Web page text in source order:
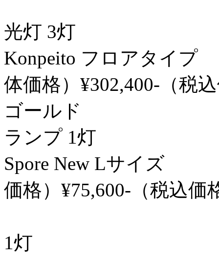
光灯 3灯
Konpeito フロアタイプ
体価格）¥302,400-（税
ゴールド φ 400 /
ランプ 1灯
Spore New Lサイズ
価格）¥75,600-（税込価
1灯